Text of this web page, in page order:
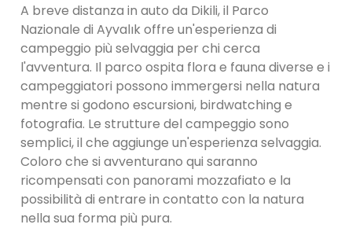
A breve distanza in auto da Dikili, il Parco
Nazionale di Ayvalık offre un'esperienza di
campeggio più selvaggia per chi cerca
l'avventura. Il parco ospita flora e fauna diverse e i
campeggiatori possono immergersi nella natura
mentre si godono escursioni, birdwatching e
fotografia. Le strutture del campeggio sono
semplici, il che aggiunge un'esperienza selvaggia.
Coloro che si avventurano qui saranno
ricompensati con panorami mozzafiato e la
possibilità di entrare in contatto con la natura
nella sua forma più pura.